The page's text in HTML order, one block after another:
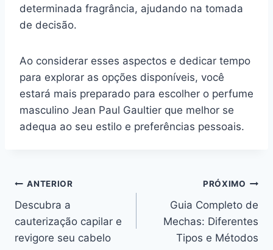
determinada fragrância, ajudando na tomada
de decisão.
Ao considerar esses aspectos e dedicar tempo
para explorar as opções disponíveis, você
estará mais preparado para escolher o perfume
masculino Jean Paul Gaultier que melhor se
adequa ao seu estilo e preferências pessoais.
Navegação
de
Post
ANTERIOR
Descubra a
cauterização capilar e
revigore seu cabelo
PRÓXIMO
Guia Completo de
Mechas: Diferentes
Tipos e Métodos